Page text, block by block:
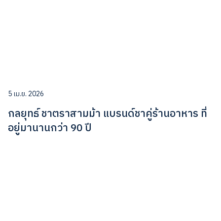
5 เม.ย. 2026
กลยุทธ์ ชาตราสามม้า แบรนด์ชาคู่ร้านอาหาร ที่
อยู่มานานกว่า 90 ปี